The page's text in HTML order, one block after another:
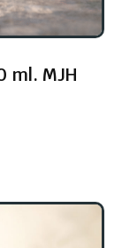
ml. MJH